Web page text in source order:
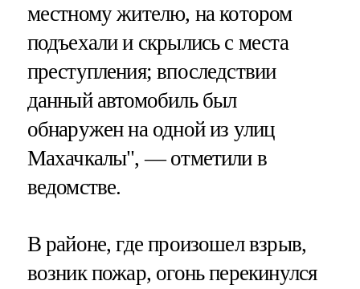
местному жителю, на котором
подъехали и скрылись с места
преступления; впоследствии
данный автомобиль был
обнаружен на одной из улиц
Махачкалы", — отметили в
ведомстве.
В районе, где произошел взрыв,
возник пожар, огонь перекинулся